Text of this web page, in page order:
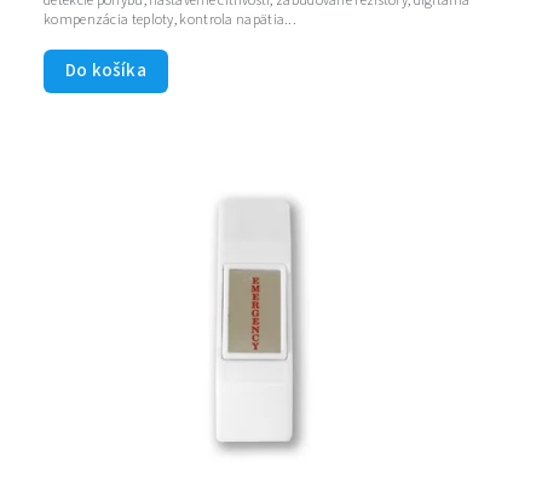
Do košíka
kompenzácia teploty, kontrola napätia...